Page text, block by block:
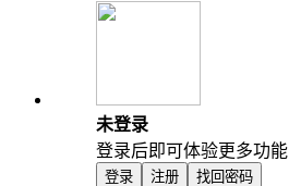
未登录
登录后即可体验更多功能
登录 注册 找回密码